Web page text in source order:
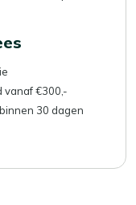
vanaf €300,-
30 dagen